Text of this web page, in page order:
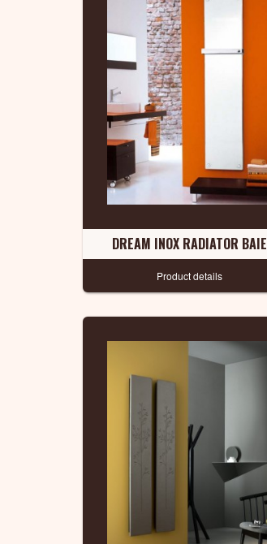
DREAM INOX RADIATOR BAIE
Product details